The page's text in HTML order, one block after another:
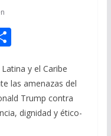
C
m
p
ar
y el Caribe
las amenazas del
Trump contra
dignidad y ético-